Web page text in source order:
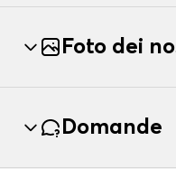
Foto dei
Domande